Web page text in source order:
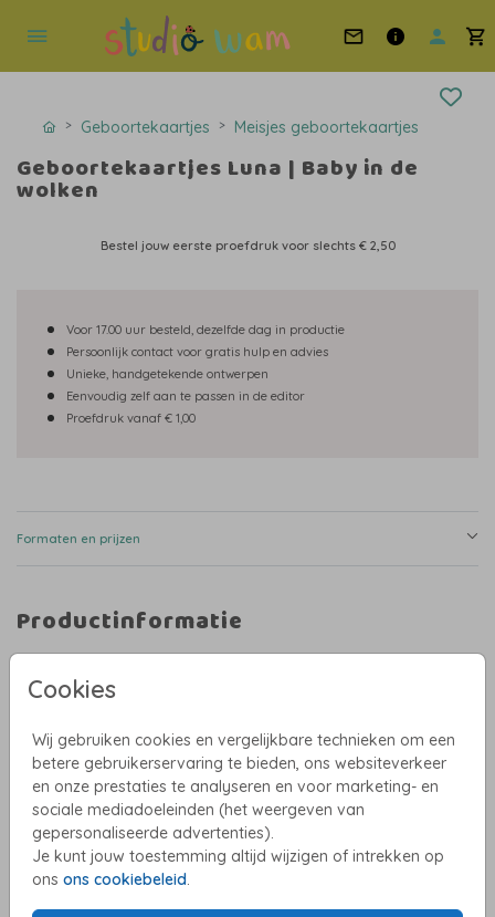
Cookies
Wij gebruiken cookies en vergelijkbare technieken om een
betere gebruikerservaring te bieden, ons websiteverkeer
en onze prestaties te analyseren en voor marketing- en
sociale mediadoeleinden (het weergeven van
gepersonaliseerde advertenties).
Je kunt jouw toestemming altijd wijzigen of intrekken op
ons ons cookiebeleid
Geboortekaartjes Meisjes geboortekaartjes
Geboortekaartjes Luna | Baby in de
wolken
Bestel jouw eerste proefdruk voor slechts € 2,50
Voor 17.00 uur besteld, dezelfde dag in productie
Persoonlijk contact voor gratis hulp en advies
Unieke, handgetekende ontwerpen
Eenvoudig zelf aan te passen in de editor
Proefdruk vanaf € 1,00
Formaten en prijzen
Productinformatie
Een uniek geboortekaartje voor een meisje met een baby'tje op een maan
tinten. De naam in holografische folie geeft de kaart een luxe en unieke
uitstraling.
Heb je hulp nodig bij het ontwerpen? Stuur dan een mailtje naar
willeke@studiowam.nl. Ik help je graag!
Toon meer
Collectie